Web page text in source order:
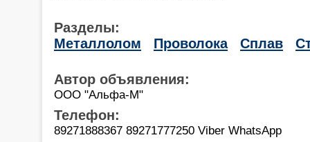
Разделы:
Металлолом
Проволока Сплав
Автор объявления:
ООО "Альфа-М"
Телефон:
89271888367 89271777250 Viber WhatsApp